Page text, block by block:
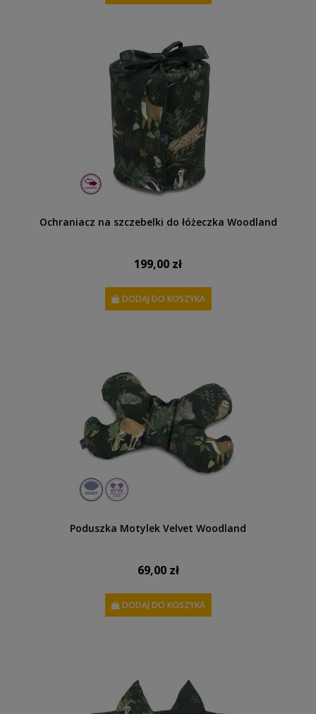
Ochraniacz na szczebelki do łóżeczka Woodland
199,00 zł
DODAJ DO KOSZYKA
Poduszka Motylek Velvet Woodland
69,00 zł
DODAJ DO KOSZYKA